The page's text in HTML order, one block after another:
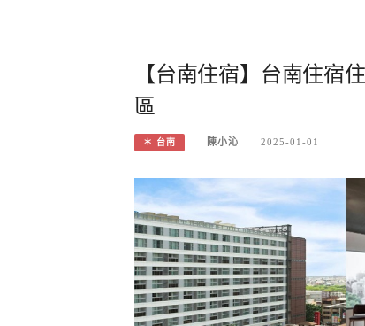
【台南住宿】台南住宿
區
＊ 台南 陳小沁 2025-01-01